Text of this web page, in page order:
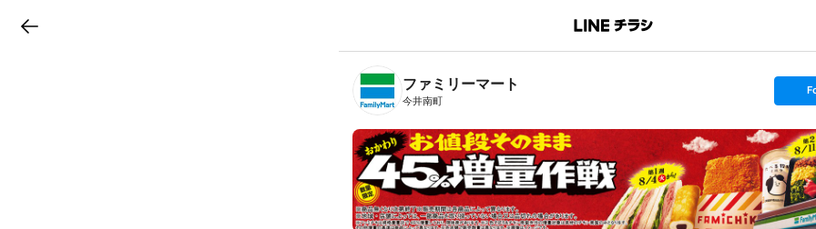
B
n
T
ファミリーマート
今井南町
s
t
o
l
l
o
w